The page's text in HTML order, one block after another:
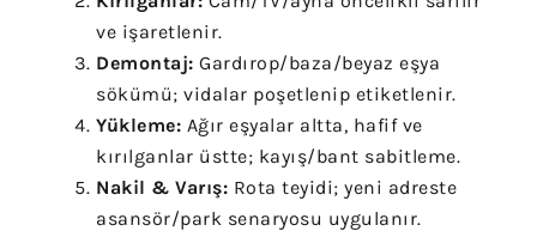
ve işaretlenir.
Demontaj: Gardırop/baza/beyaz eşya
sökümü; vidalar poşetlenip etiketlenir.
Yükleme: Ağır eşyalar altta, hafif ve
kırılganlar üstte; kayış/bant sabitleme.
Nakil & Varış: Rota teyidi; yeni adreste
asansör/park senaryosu uygulanır.